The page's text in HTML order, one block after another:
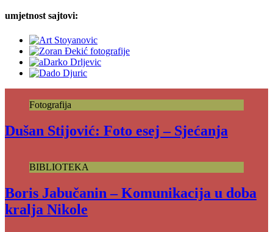
umjetnost sajtovi:
Fotografija
Dušan Stijović: Foto esej – Sjećanja
BIBLIOTEKA
Boris Jabučanin – Komunikacija u doba
kralja Nikole